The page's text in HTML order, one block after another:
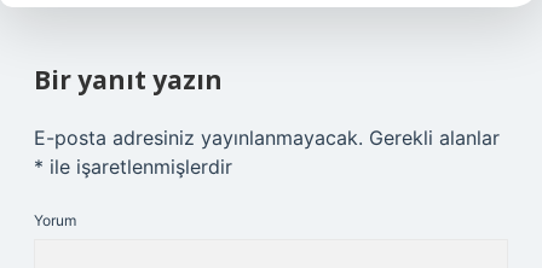
Bir yanıt yazın
E-posta adresiniz yayınlanmayacak. Gerekli alanlar
* ile işaretlenmişlerdir
Yorum